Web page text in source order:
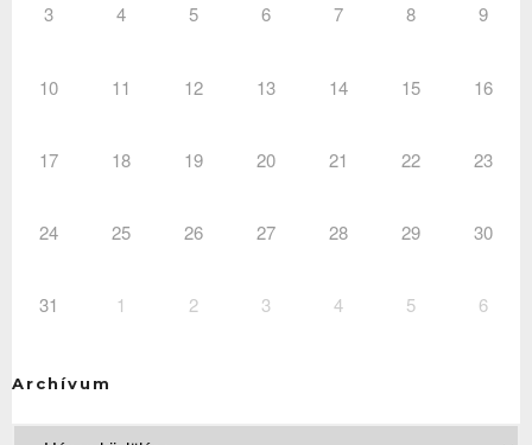
3 4 5 6 7 8 9
10 11 12 13 14 15 16
17 18 19 20 21 22 23
24 25 26 27 28 29 30
31 1 2 3 4 5 6
Archívum